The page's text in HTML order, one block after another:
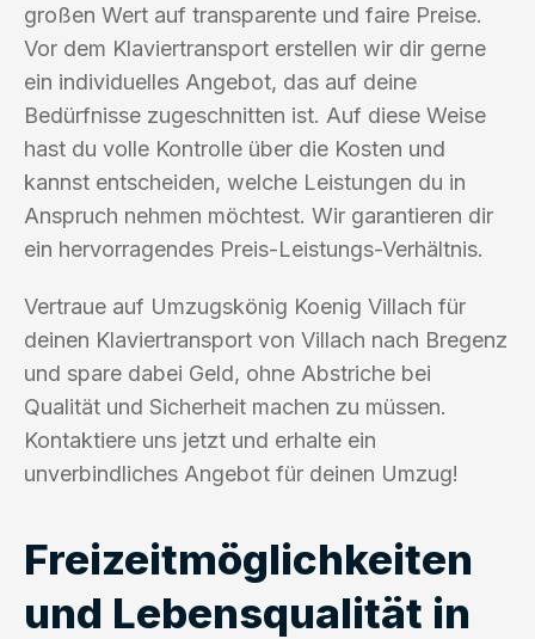
großen Wert auf transparente und faire Preise.
Vor dem Klaviertransport erstellen wir dir gerne
ein individuelles Angebot, das auf deine
Bedürfnisse zugeschnitten ist. Auf diese Weise
hast du volle Kontrolle über die Kosten und
kannst entscheiden, welche Leistungen du in
Anspruch nehmen möchtest. Wir garantieren dir
ein hervorragendes Preis-Leistungs-Verhältnis.
Vertraue auf Umzugskönig Koenig Villach für
deinen Klaviertransport von Villach nach Bregenz
und spare dabei Geld, ohne Abstriche bei
Qualität und Sicherheit machen zu müssen.
Kontaktiere uns jetzt und erhalte ein
unverbindliches Angebot für deinen Umzug!
Freizeitmöglichkeiten
und Lebensqualität in